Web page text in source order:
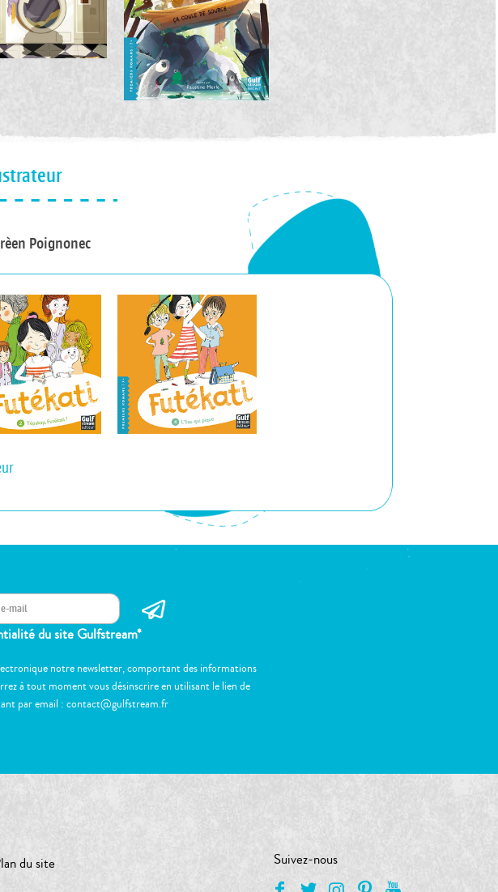
Poignonec
du site Gulfstream*
notre newsletter, comportant des informations
à tout moment vous désinscrire en utilisant le lien de
par email : contact@gulfstream.fr
du site
Suivez-nous